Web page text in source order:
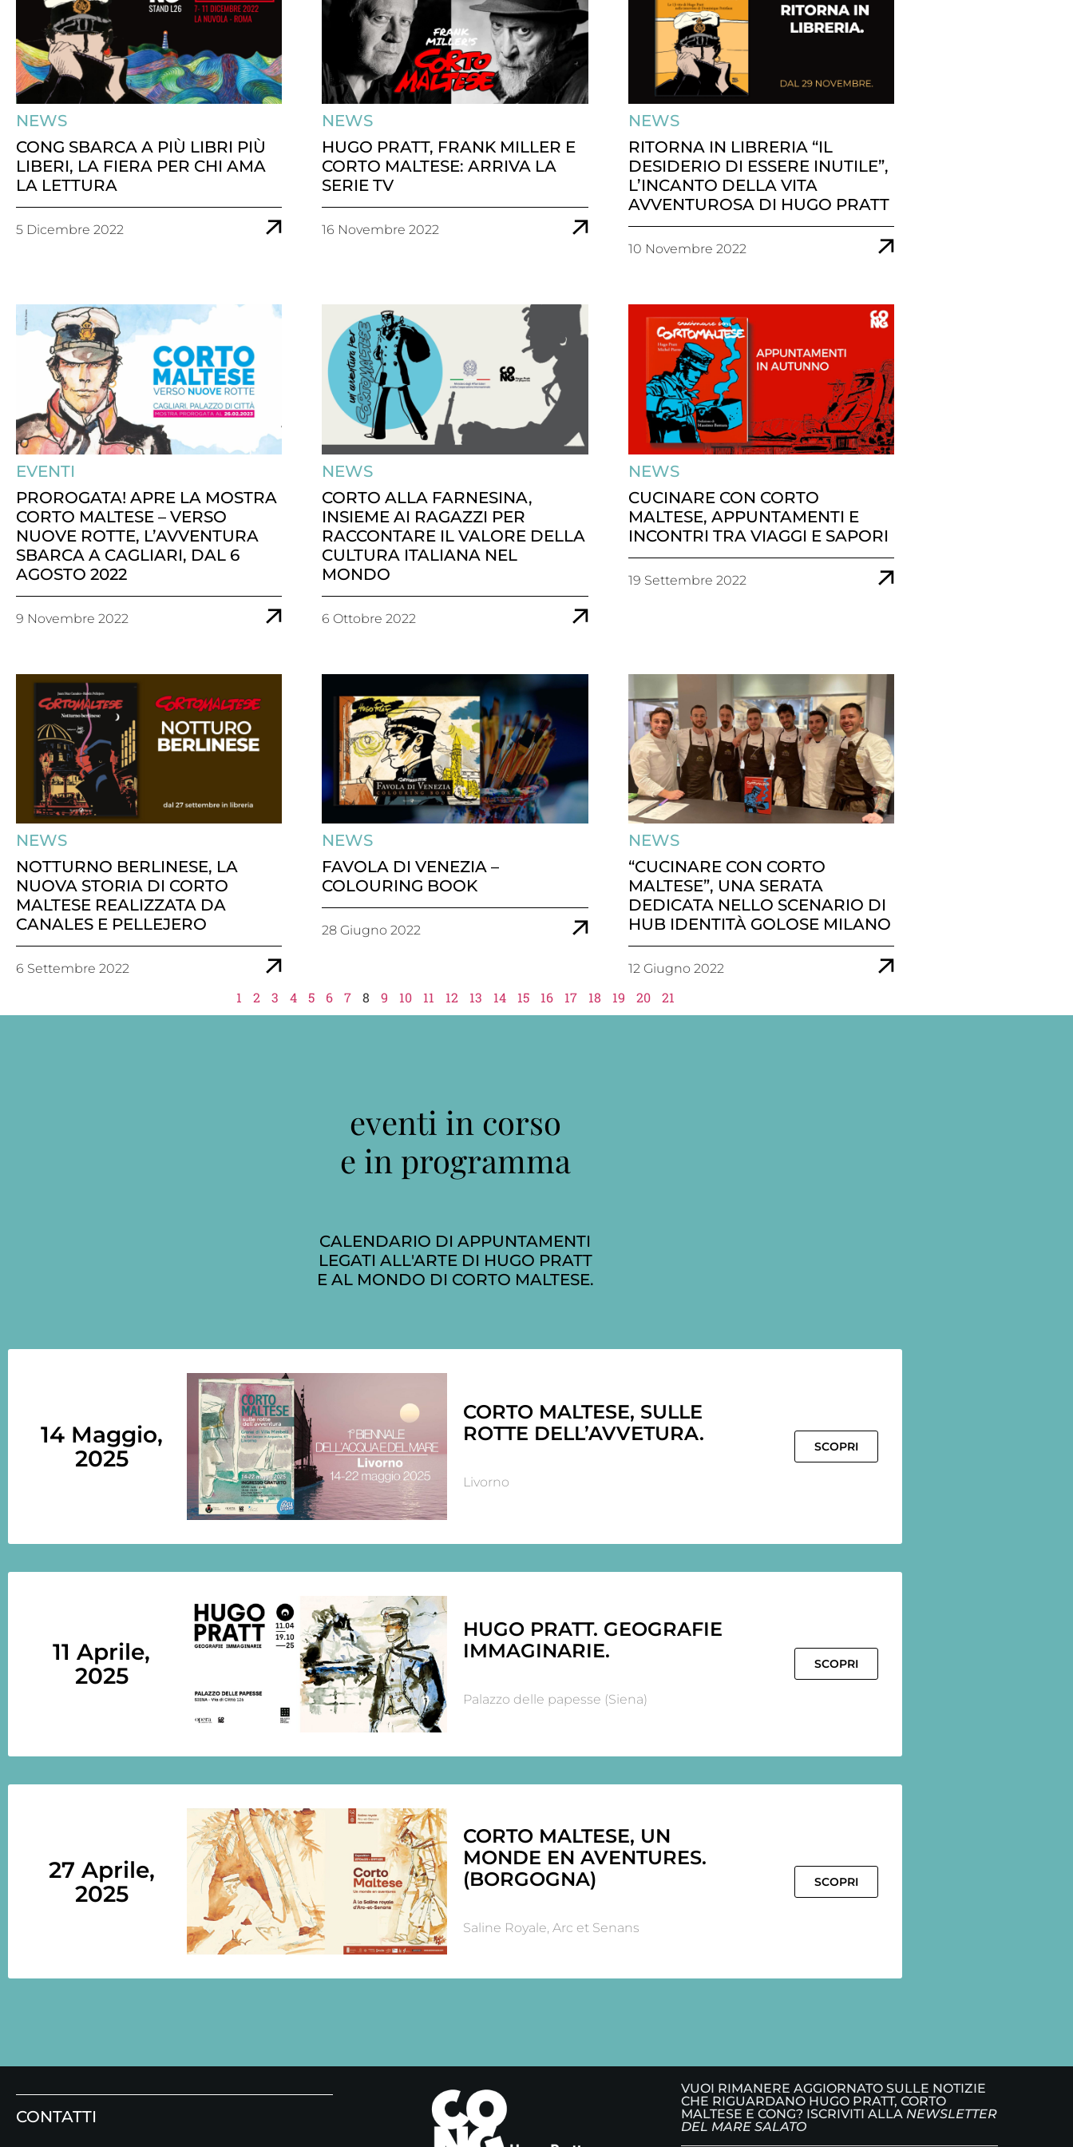
NEWS
CONG SBARCA A PIÙ LIBRI PIÙ
LIBERI, LA FIERA PER CHI AMA
LA LETTURA
5 Dicembre 2022
NEWS
HUGO PRATT, FRANK MILLER E
CORTO MALTESE: ARRIVA LA
SERIE TV
16 Novembre 2022
NEWS
RITORNA IN LIBRERIA “IL
DESIDERIO DI ESSERE INUTILE”,
L’INCANTO DELLA VITA
AVVENTUROSA DI HUGO PRATT
10 Novembre 2022
EVENTI
PROROGATA! APRE LA MOSTRA
CORTO MALTESE – VERSO
NUOVE ROTTE, L’AVVENTURA
SBARCA A CAGLIARI, DAL 6
AGOSTO 2022
9 Novembre 2022
NEWS
CORTO ALLA FARNESINA,
INSIEME AI RAGAZZI PER
RACCONTARE IL VALORE DELLA
CULTURA ITALIANA NEL
MONDO
6 Ottobre 2022
NEWS
CUCINARE CON CORTO
MALTESE, APPUNTAMENTI E
INCONTRI TRA VIAGGI E SAPORI
19 Settembre 2022
NEWS
NOTTURNO BERLINESE, LA
NUOVA STORIA DI CORTO
MALTESE REALIZZATA DA
CANALES E PELLEJERO
6 Settembre 2022
NEWS
FAVOLA DI VENEZIA –
COLOURING BOOK
28 Giugno 2022
NEWS
“CUCINARE CON CORTO
MALTESE”, UNA SERATA
DEDICATA NELLO SCENARIO DI
HUB IDENTITÀ GOLOSE MILANO
12 Giugno 2022
1 2 3 4 5 6 7 8 9 10 11 12 13 14 15 16 17 18 19 20 21
eventi in corso
e in programma
CALENDARIO DI APPUNTAMENTI
LEGATI ALL'ARTE DI HUGO PRATT
E AL MONDO DI CORTO MALTESE.
14 Maggio,
2025
CORTO MALTESE, SULLE
ROTTE DELL’AVVETURA.
Livorno
SCOPRI
11 Aprile,
2025
HUGO PRATT. GEOGRAFIE
IMMAGINARIE.
Palazzo delle papesse (Siena)
SCOPRI
27 Aprile,
2025
CORTO MALTESE, UN
MONDE EN AVENTURES.
(BORGOGNA)
Saline Royale, Arc et Senans
SCOPRI
CONTATTI
VUOI RIMANERE AGGIORNATO SULLE NOTIZIE
CHE RIGUARDANO HUGO PRATT, CORTO
MALTESE E CONG? ISCRIVITI ALLA NEWSLETTER
DEL MARE SALATO